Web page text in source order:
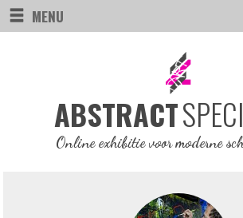
MENU
ABSTRACT
Online exhibitie voor moderne